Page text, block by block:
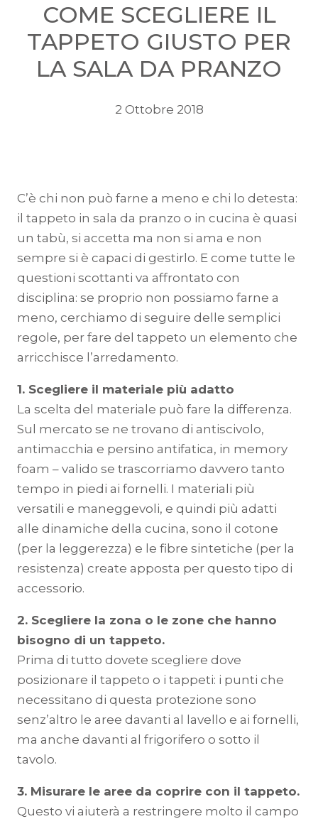
COME SCEGLIERE IL
TAPPETO GIUSTO PER
LA SALA DA PRANZO
2 Ottobre 2018
C’è chi non può farne a meno e chi lo detesta:
il tappeto in sala da pranzo o in cucina è quasi
un tabù, si accetta ma non si ama e non
sempre si è capaci di gestirlo. E come tutte le
questioni scottanti va affrontato con
disciplina: se proprio non possiamo farne a
meno, cerchiamo di seguire delle semplici
regole, per fare del tappeto un elemento che
arricchisce l’arredamento.
1. Scegliere il materiale più adatto
La scelta del materiale può fare la differenza.
Sul mercato se ne trovano di antiscivolo,
antimacchia e persino antifatica, in memory
foam – valido se trascorriamo davvero tanto
tempo in piedi ai fornelli. I materiali più
versatili e maneggevoli, e quindi più adatti
alle dinamiche della cucina, sono il cotone
(per la leggerezza) e le fibre sintetiche (per la
resistenza) create apposta per questo tipo di
accessorio.
2. Scegliere la zona o le zone che hanno
bisogno di un tappeto.
Prima di tutto dovete scegliere dove
posizionare il tappeto o i tappeti: i punti che
necessitano di questa protezione sono
senz’altro le aree davanti al lavello e ai fornelli,
ma anche davanti al frigorifero o sotto il
tavolo.
3. Misurare le aree da coprire con il tappeto.
Questo vi aiuterà a restringere molto il campo